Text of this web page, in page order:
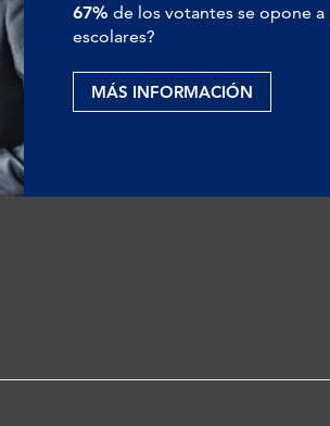
67% de los votantes se opone
escolares?
MÁS INFORMACIÓN